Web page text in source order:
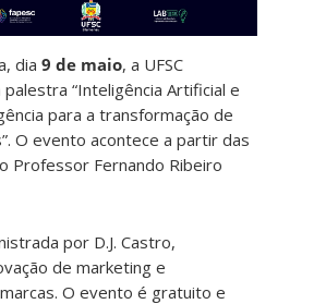
dia9 de maio, a UFSC
palestra “Inteligência Artificial e
para a transformação de
O evento acontece a partir das
Professor Fernando Ribeiro
por D.J. Castro,
de marketing e
O evento é gratuito e